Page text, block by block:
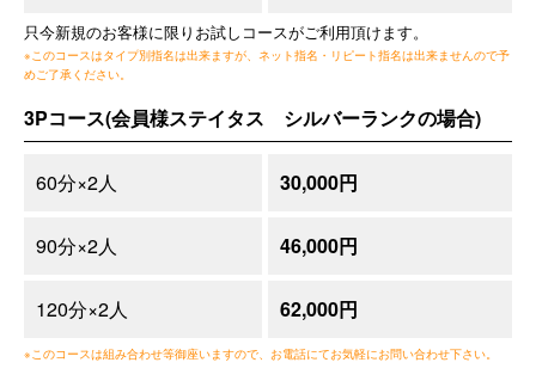
只今新規のお客様に限りお試しコースがご利用頂けます。
※このコースはタイプ別指名は出来ますが、ネット指名・リピート指名は出来ませんので予
めご了承ください。
3Pコース(会員様ステイタス シルバーランクの場合)
60分×2人 30,000円
90分×2人 46,000円
120分×2人 62,000円
※このコースは組み合わせ等御座いますので、お電話にてお気軽にお問い合わせ下さい。